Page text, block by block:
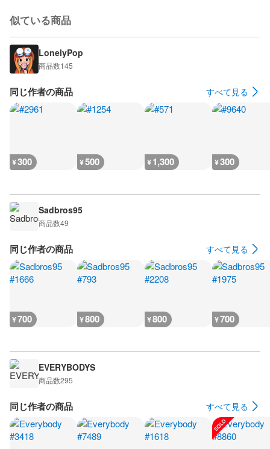
似ている商品
LonelyPop
商品数145
同じ作者の商品 すべて見る
¥300 ¥500 ¥1,300 ¥300
Sadbros95
商品数49
同じ作者の商品 すべて見る
¥700 ¥800 ¥800 ¥700
EVERYBODYS
商品数295
同じ作者の商品 すべて見る